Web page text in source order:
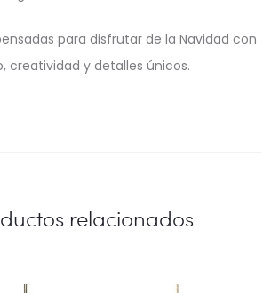
para disfrutar de la Navidad con
creatividad y detalles únicos.
relacionados